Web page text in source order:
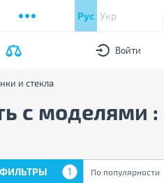
Рус Укр
Войти
и стекла
с моделями :
ФИЛЬТРЫ 1 По популярности